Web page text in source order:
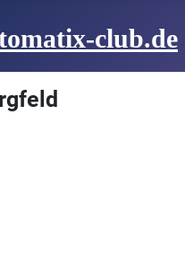
club.de